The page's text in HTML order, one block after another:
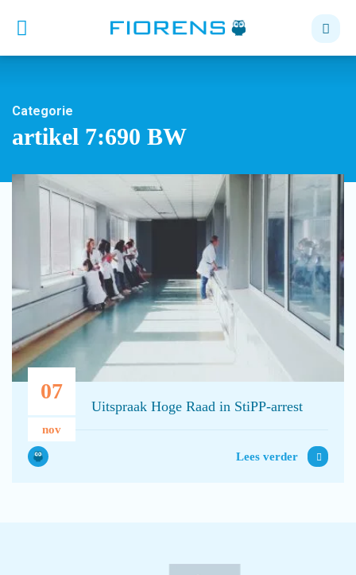
Categorie
artikel 7:690 BW
07
nov
Uitspraak Hoge Raad in StiPP-arrest
Lees verder